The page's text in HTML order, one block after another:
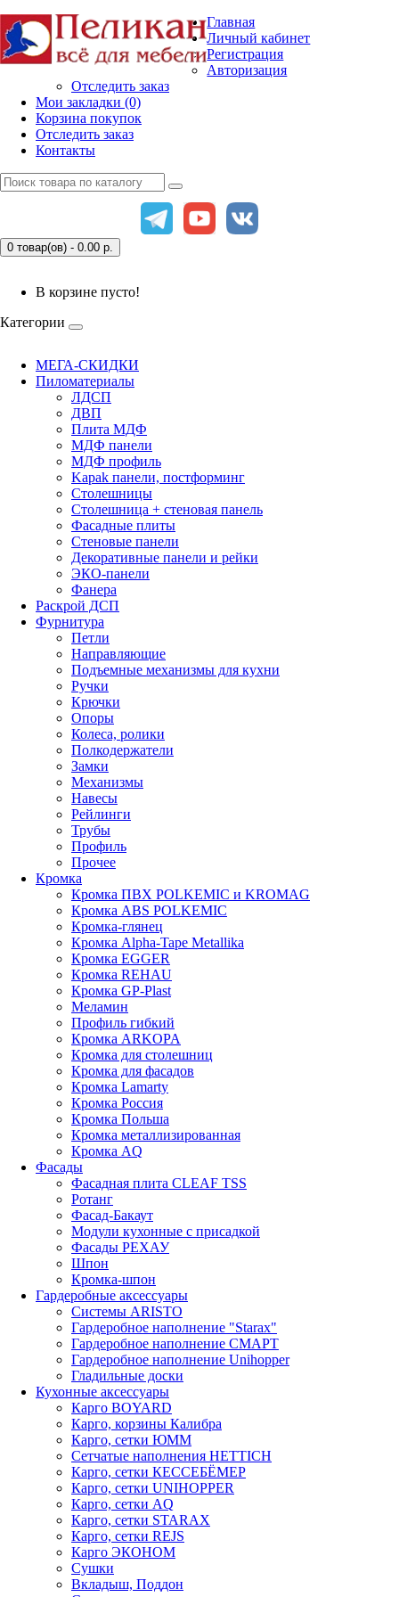
Главная
Личный кабинет
Регистрация
Авторизация
Отследить заказ
Мои закладки (0)
Корзина покупок
Отследить заказ
Контакты
0 товар(ов) - 0.00 р.
В корзине пусто!
Категории
МЕГА-СКИДКИ
Пиломатериалы
ЛДСП
ДВП
Плита МДФ
МДФ панели
МДФ профиль
Kapak панели, постформинг
Столешницы
Столешница + стеновая панель
Фасадные плиты
Стеновые панели
Декоративные панели и рейки
ЭКО-панели
Фанера
Раскрой ДСП
Фурнитура
Петли
Направляющие
Подъемные механизмы для кухни
Ручки
Крючки
Опоры
Колеса, ролики
Полкодержатели
Замки
Механизмы
Навесы
Рейлинги
Трубы
Профиль
Прочее
Кромка
Кромка ПВХ POLKEMIC и KROMAG
Кромка ABS POLKEMIС
Кромка-глянец
Кромка Alpha-Tape Metallika
Кромка EGGER
Кромка REHAU
Кромка GP-Plast
Меламин
Профиль гибкий
Кромка ARKOPA
Кромка для столешниц
Кромка для фасадов
Кромка Lamarty
Кромка Россия
Кромка Польша
Кромка металлизированная
Кромка AQ
Фасады
Фасадная плита CLEAF TSS
Ротанг
Фасад-Бакаут
Модули кухонные с присадкой
Фасады РЕХАУ
Шпон
Кромка-шпон
Гардеробные аксессуары
Системы ARISTO
Гардеробное наполнение "Starax"
Гардеробное наполнение СМАРТ
Гардеробное наполнение Unihopper
Гладильные доски
Кухонные аксессуары
Карго BOYARD
Карго, корзины Калибра
Карго, сетки ЮММ
Сетчатые наполнения HETTICH
Карго, сетки КЕССЕБЁМЕР
Карго, сетки UNIHOPPER
Карго, сетки AQ
Карго, сетки STARAX
Карго, сетки REJS
Карго ЭКОНОМ
Сушки
Вкладыш, Поддон